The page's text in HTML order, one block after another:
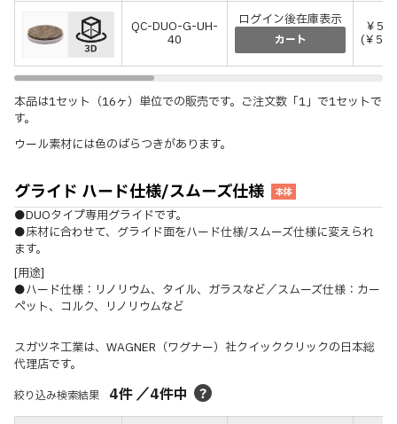
QC-DUO-G-UH-
40
ログイン後在庫表示
カート
￥
(￥
本品は1セット（16ヶ）単位での販売です。ご注文数「1」で1セットで
す。
ウール素材には色のばらつきがあります。
グライド ハード仕様/スムーズ仕様 本体
●DUOタイプ専用グライドです。
●床材に合わせて、グライド面をハード仕様/スムーズ仕様に変えられ
ます。
[用途]
●ハード仕様：リノリウム、タイル、ガラスなど／スムーズ仕様：カー
ペット、コルク、リノリウムなど
スガツネ工業は、WAGNER（ワグナー）社クイッククリックの日本総
代理店です。
絞り込み検索結果 4件／4件中